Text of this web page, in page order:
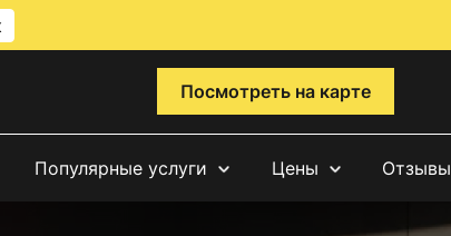
Посмотреть на карте
Популярные услуги Цены Отзывы